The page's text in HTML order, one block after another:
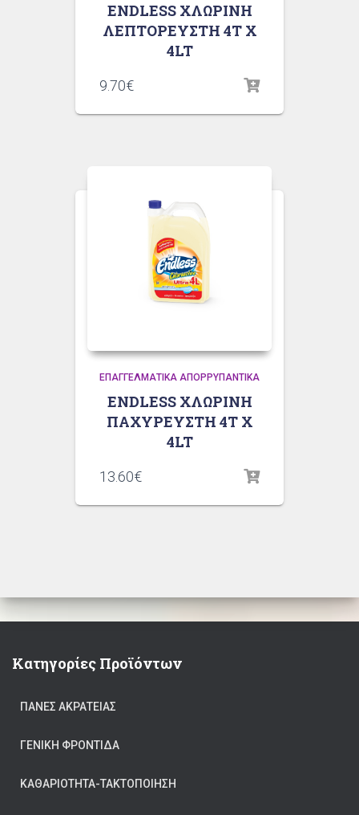
ENDLESS ΧΛΩΡΙΝΗ
ΛΕΠΤΟΡΕΥΣΤΗ 4T X
4LT
9.70€
ΕΠΑΓΓΕΛΜΑΤΙΚΆ ΑΠΟΡΡΥΠΑΝΤΙΚΆ
ENDLESS ΧΛΩΡΙΝΗ
ΠΑΧΥΡΕΥΣΤΗ 4T X
4LT
13.60€
Κατηγορίες Προϊόντων
ΠΆΝΕΣ ΑΚΡΆΤΕΙΑΣ
ΓΕΝΙΚΉ ΦΡΟΝΤΊΔΑ
ΚΑΘΑΡΙΟΤΗΤΑ-ΤΑΚΤΟΠΟΙΗΣΗ